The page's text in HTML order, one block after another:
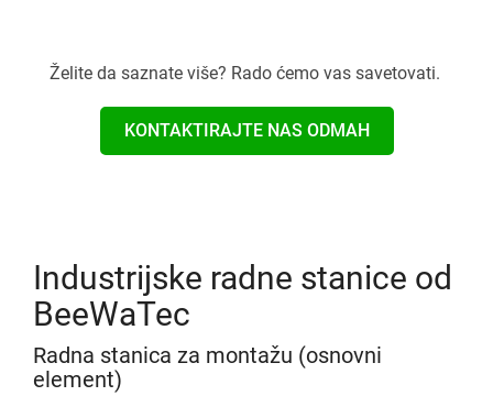
Želite da saznate više? Rado ćemo vas savetovati.
KONTAKTIRAJTE NAS ODMAH
Industrijske radne stanice od
BeeWaTec
Radna stanica za montažu (osnovni
element)